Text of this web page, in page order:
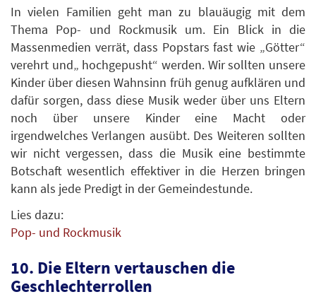
In vielen Familien geht man zu blauäugig mit dem
Thema Pop- und Rockmusik um. Ein Blick in die
Massenmedien verrät, dass Popstars fast wie „Götter“
verehrt und„ hochgepusht“ werden. Wir sollten unsere
Kinder über diesen Wahnsinn früh genug aufklären und
dafür sorgen, dass diese Musik weder über uns Eltern
noch über unsere Kinder eine Macht oder
irgendwelches Verlangen ausübt. Des Weiteren sollten
wir nicht vergessen, dass die Musik eine bestimmte
Botschaft wesentlich effektiver in die Herzen bringen
kann als jede Predigt in der Gemeindestunde.
Lies dazu:
Pop- und Rockmusik
10. Die Eltern vertauschen die
Geschlechterrollen